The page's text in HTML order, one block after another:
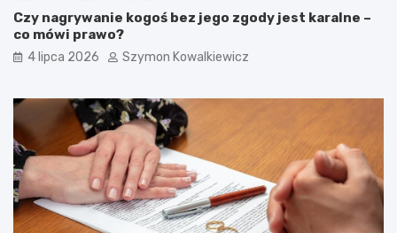
Czy nagrywanie kogoś bez jego zgody jest karalne –
co mówi prawo?
4 lipca 2026 Szymon Kowalkiewicz